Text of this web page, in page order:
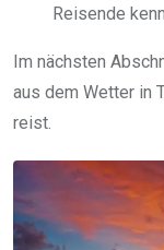
Reisende
Im nächsten
aus dem Wetter in
reist.